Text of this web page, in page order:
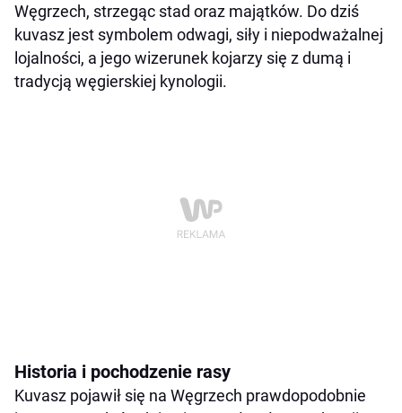
Węgrzech, strzegąc stad oraz majątków. Do dziś
kuvasz jest symbolem odwagi, siły i niepodważalnej
lojalności, a jego wizerunek kojarzy się z dumą i
tradycją węgierskiej kynologii.
Historia i pochodzenie rasy
Kuvasz pojawił się na Węgrzech prawdopodobnie